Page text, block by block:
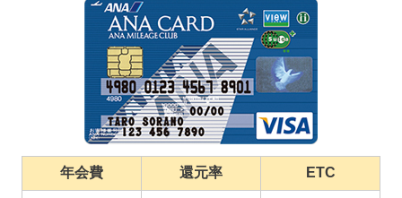
年会費 還元率 ETC